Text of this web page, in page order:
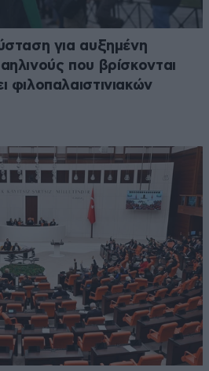
για αυξημένη
που βρίσκονται
φιλοπαλαιστινιακών